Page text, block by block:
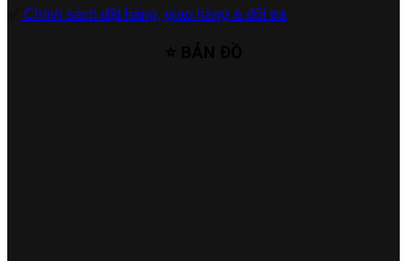
Chính sách đặt hàng, giao hàng & đổi trả